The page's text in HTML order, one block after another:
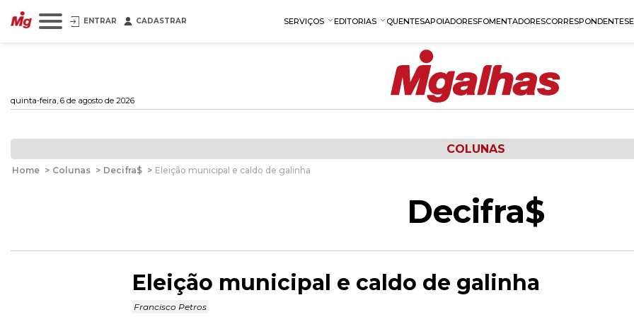
ENTRAR CADASTRAR SERVIÇOS EDITORIAS QUENTESAPOIADORESFOMENTADORESCORRESPONDENTES
quinta-feira, 6 de agosto de 2026
COLUNAS
Home > Colunas > Decifra$ > Eleição municipal e caldo de galinha
Decifra$
Eleição municipal e caldo de galinha
Francisco Petros